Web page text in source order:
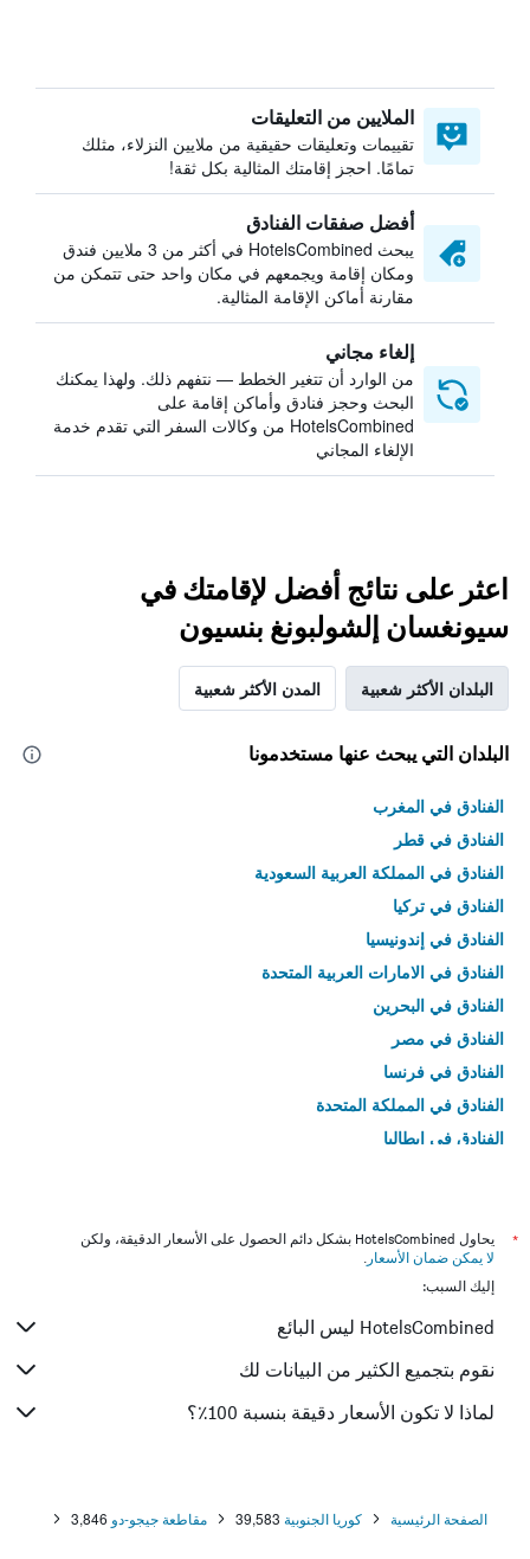
الملايين من التعليقات
تقييمات وتعليقات حقيقية من ملايين النزلاء، مثلك
تمامًا. احجز إقامتك المثالية بكل ثقة!
أفضل صفقات الفنادق
يبحث HotelsCombined في أكثر من 3 ملايين فندق
ومكان إقامة ويجمعهم في مكان واحد حتى تتمكن من
مقارنة أماكن الإقامة المثالية.
إلغاء مجاني
من الوارد أن تتغير الخطط — نتفهم ذلك. ولهذا يمكنك
البحث وحجز فنادق وأماكن إقامة على
HotelsCombined من وكالات السفر التي تقدم خدمة
الإلغاء المجاني
اعثر على نتائج أفضل لإقامتك في
سيونغسان إلشولبونغ بنسيون
البلدان الأكثر شعبية المدن الأكثر شعبية
البلدان التي يبحث عنها مستخدمونا
الفنادق في المغرب
الفنادق في قطر
الفنادق في المملكة العربية السعودية
الفنادق في تركيا
الفنادق في إندونيسيا
الفنادق في الامارات العربية المتحدة
الفنادق في البحرين
الفنادق في مصر
الفنادق في فرنسا
الفنادق في المملكة المتحدة
الفنادق في إيطاليا
*
يحاول HotelsCombined بشكل دائم الحصول على الأسعار الدقيقة، ولكن
لا يمكن ضمان الأسعار .
إليك السبب:
HotelsCombined ليس البائع
نقوم بتجميع الكثير من البيانات لك
لماذا لا تكون الأسعار دقيقة بنسبة 100٪؟
الصفحة الرئيسية كوريا الجنوبية 39,583 مقاطعة جيجو-دو 3,846